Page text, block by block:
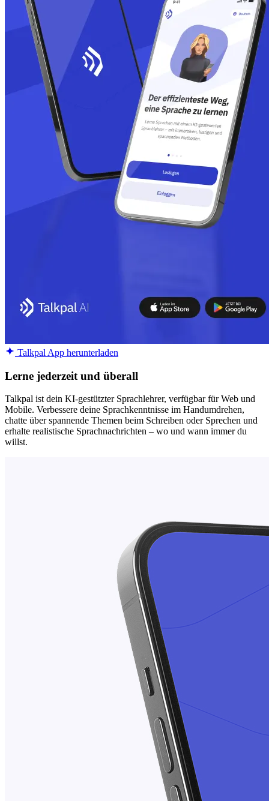
Talkpal App herunterladen
Lerne jederzeit und überall
Talkpal ist dein KI-gestützter Sprachlehrer, verfügbar für Web und
Mobile. Verbessere deine Sprachkenntnisse im Handumdrehen,
chatte über spannende Themen beim Schreiben oder Sprechen und
erhalte realistische Sprachnachrichten – wo und wann immer du
willst.